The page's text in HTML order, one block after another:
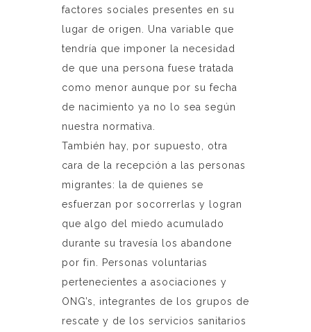
factores sociales presentes en su
lugar de origen. Una variable que
tendría que imponer la necesidad
de que una persona fuese tratada
como menor aunque por su fecha
de nacimiento ya no lo sea según
nuestra normativa.
También hay, por supuesto, otra
cara de la recepción a las personas
migrantes: la de quienes se
esfuerzan por socorrerlas y logran
que algo del miedo acumulado
durante su travesía los abandone
por fin. Personas voluntarias
pertenecientes a asociaciones y
ONG’s, integrantes de los grupos de
rescate y de los servicios sanitarios